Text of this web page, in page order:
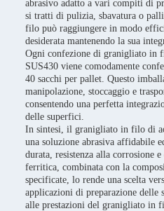
abrasivo adatto a vari compiti di
si tratti di pulizia, sbavatura o
filo può raggiungere in modo
desiderata mantenendo la sua
Ogni confezione di granigliato in
SUS430 viene comodamente
40 sacchi per pallet. Questo
manipolazione, stoccaggio e
consentendo una perfetta
delle superfici.
In sintesi, il granigliato in filo di
una soluzione abrasiva affidabile
durata, resistenza alla corrosione
ferritica, combinata con la
specificate, lo rende una scelta
applicazioni di preparazione
alle prestazioni del granigliato in